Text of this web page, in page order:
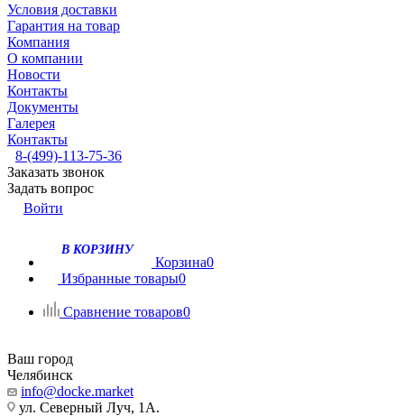
Условия доставки
Гарантия на товар
Компания
О компании
Новости
Контакты
Документы
Галерея
Контакты
8-(499)-113-75-36
Заказать звонок
Задать вопрос
Войти
В КОРЗИНУ
Корзина0
Избранные товары0
Сравнение товаров0
Ваш город
Челябинск
info@docke.market
ул. Северный Луч, 1А.